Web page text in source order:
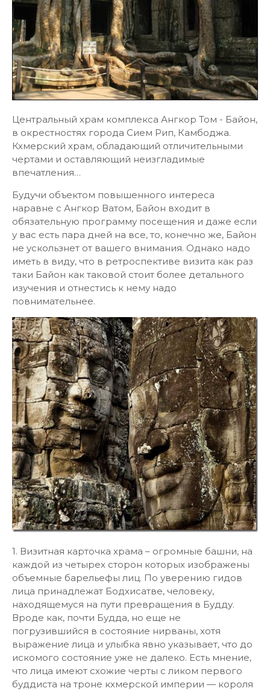
Центральный храм комплекса Ангкор Том - Байон,
в окрестностях города Сием Рип, Камбоджа.
Кхмерский храм, обладающий отличительными
чертами и оставляющий неизгладимые
впечатления…
Будучи объектом повышенного интереса
наравне с Ангкор Ватом, Байон входит в
обязательную программу посещения и даже если
у вас есть пара дней на все, то, конечно же, Байон
не ускользнет от вашего внимания. Однако надо
иметь в виду, что в ретроспективе визита как раз
таки Байон как таковой стоит более детального
изучения и отнестись к нему надо
повнимательнее.
1. Визитная карточка храма – огромные башни, на
каждой из четырех сторон которых изображены
объемные барельефы лиц. По уверению гидов
лица принадлежат Бодхисатве, человеку,
находящемуся на пути превращения в Будду.
Вроде как, почти Будда, но еще не
погрузившийся в состояние нирваны, хотя
выражение лица и улыбка явно указывает, что до
искомого состояние уже не далеко. Есть мнение,
что лица имеют схожие черты с ликом первого
буддиста на троне кхмерской империи — короля